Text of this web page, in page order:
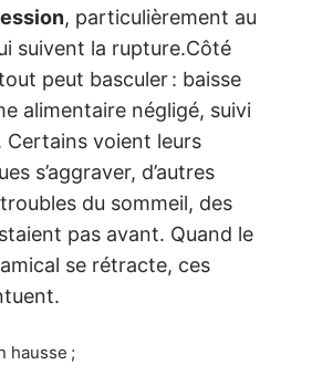
, particulièrement au
suivent la rupture.Côté
peut basculer : baisse
alimentaire négligé, suivi
Certains voient leurs
s’aggraver, d’autres
du sommeil, des
pas avant. Quand le
se rétracte, ces
hausse ;